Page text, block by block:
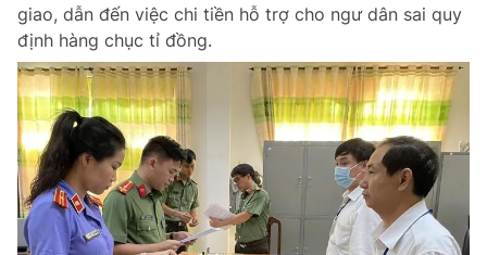
giao, dẫn đến việc chi tiền hỗ trợ cho ngư dân sai quy
định hàng chục tỉ đồng.